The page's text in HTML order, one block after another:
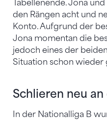
Tabellenende. Jona
den Rängen acht und
Konto. Aufgrund der
Jona momentan die
jedoch eines der
Situation schon wieder
Schlieren neu
In der Nationalliga B